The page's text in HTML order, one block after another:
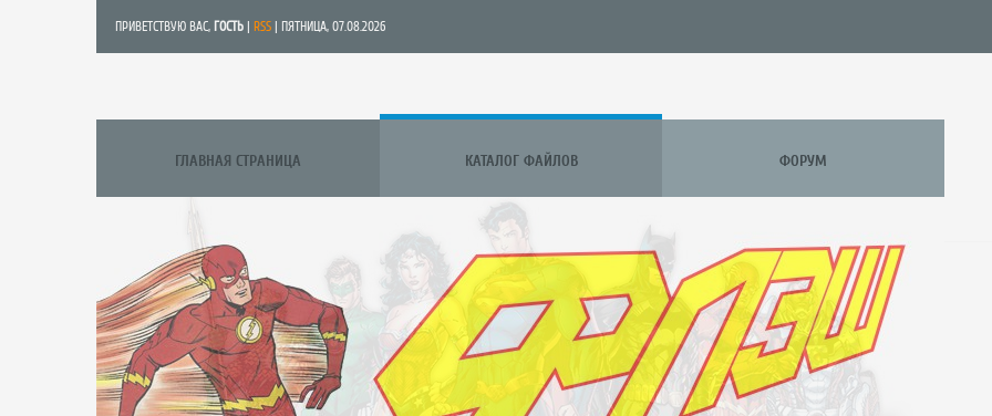
ПРИВЕТСТВУЮ ВАС, ГОСТЬ RSS | ПЯТНИЦА, 07.08.2026
ГЛАВНАЯ СТРАНИЦА КАТАЛОГ ФАЙЛОВ ФОРУМ